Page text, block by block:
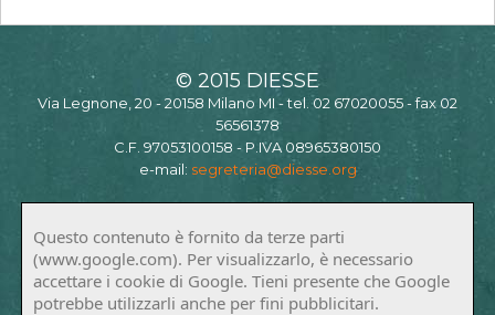
© 2015 DIESSE
Via Legnone, 20 - 20158 Milano MI - tel. 02 67020055 - fax 02
56561378
C.F. 97053100158 - P.IVA 08965380150
e-mail: segreteria@diesse.org
Questo contenuto è fornito da terze parti
(www.google.com). Per visualizzarlo, è necessario
accettare i cookie di Google. Tieni presente che Google
potrebbe utilizzarli anche per fini pubblicitari.